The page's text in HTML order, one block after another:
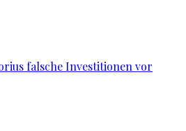
falsche Investitionen vor